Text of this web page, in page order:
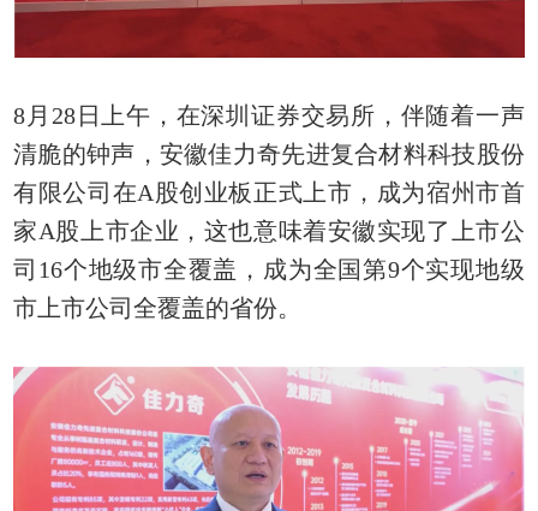
8月28日上午，在深圳证券交易所，伴随着一声
清脆的钟声，安徽佳力奇先进复合材料科技股份
有限公司在A股创业板正式上市，成为宿州市首
家A股上市企业，这也意味着安徽实现了上市公
司16个地级市全覆盖，成为全国第9个实现地级
市上市公司全覆盖的省份。